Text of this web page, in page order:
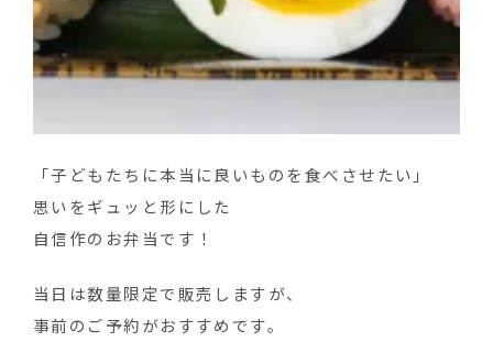
「子どもたちに本当に良いものを食べさせたい」
思いをギュッと形にした
自信作のお弁当です！
当日は数量限定で販売しますが、
事前のご予約がおすすめです。